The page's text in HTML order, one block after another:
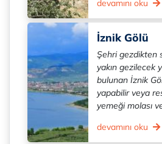
devamını oku
İznik Gölü
Şehri gezdikten
yakın gezilecek
bulunan İznik
yapabilir veya
yemeği molası
devamını oku